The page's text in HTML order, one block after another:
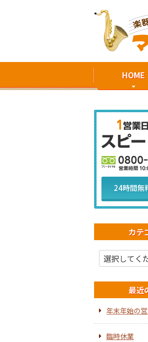
HOME
24時間無
カテ
最近
年末年始の
臨時休業